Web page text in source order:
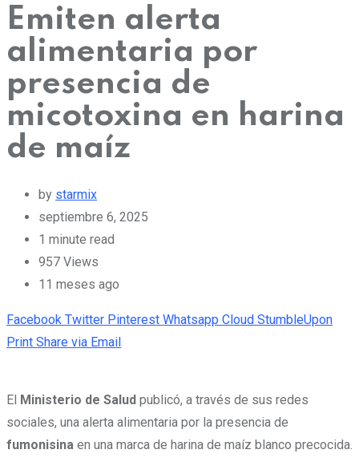
Emiten alerta
alimentaria por
presencia de
micotoxina en harina
de maíz
by starmix
septiembre 6, 2025
1 minute read
957 Views
11 meses ago
Facebook Twitter Pinterest Whatsapp Cloud StumbleUpon
Print Share via Email
El Ministerio de Salud publicó, a través de sus redes
sociales, una alerta alimentaria por la presencia de
fumonisina en una marca de harina de maíz blanco precocida.